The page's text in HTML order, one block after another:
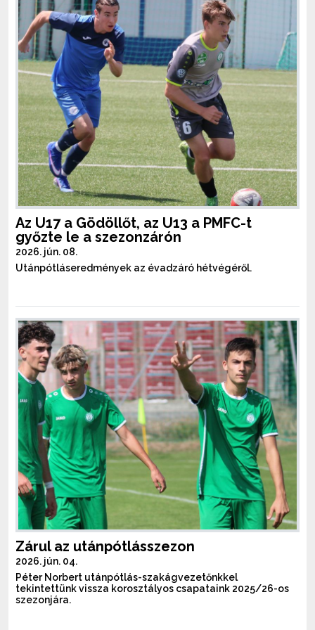
Az U17 a Gödöllőt, az U13 a PMFC-t
győzte le a szezonzárón
2026. jún. 08.
Utánpótláseredmények az évadzáró hétvégéről.
Zárul az utánpótlásszezon
2026. jún. 04.
Péter Norbert utánpótlás-szakágvezetőnkkel
tekintettünk vissza korosztályos csapataink 2025/26-os
szezonjára.